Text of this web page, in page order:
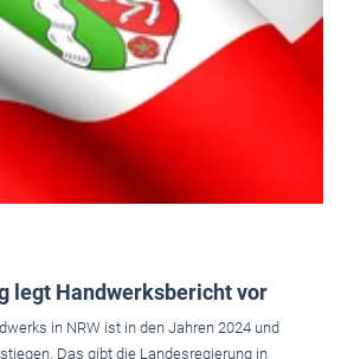
legt Handwerksbericht vor
in NRW ist in den Jahren 2024 und
Das gibt die Landesregierung in